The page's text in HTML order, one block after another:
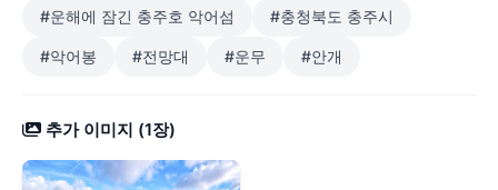
#운해에 잠긴 충주호 악어섬 #충청북도 충주시
#악어봉 #전망대 #운무 #안개
추가 이미지 (1장)